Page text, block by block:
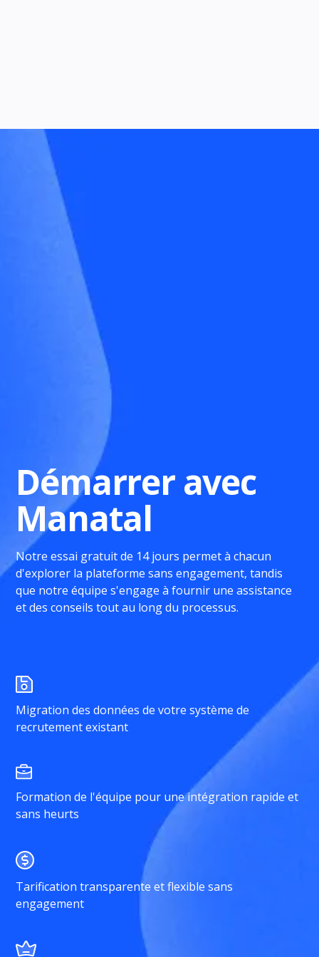
Démarrer avec
Manatal
Notre essai gratuit de 14 jours permet à chacun
d'explorer la plateforme sans engagement, tandis
que notre équipe s'engage à fournir une assistance
et des conseils tout au long du processus.
Migration des données de votre système de
recrutement existant
Formation de l'équipe pour une intégration rapide et
sans heurts
Tarification transparente et flexible sans
engagement